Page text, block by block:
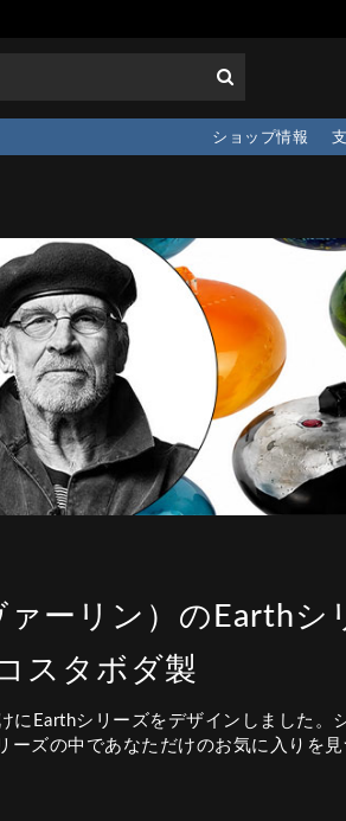
ショップ情報
ーリン）のEarthシ
スタボダ製
Earthシリーズをデザインしました。
ズの中であなただけのお気に入りを見